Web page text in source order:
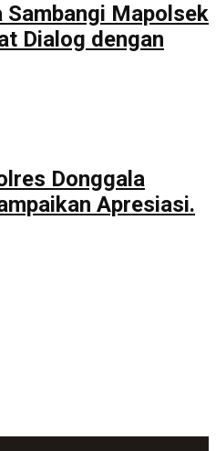
Sambangi Mapolsek
Dialog dengan
Donggala
Apresiasi.